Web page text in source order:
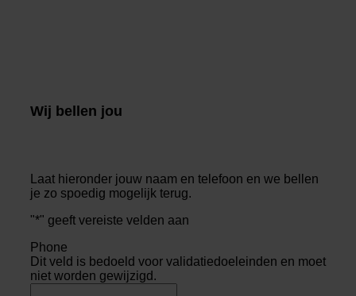
Wij bellen jou
Laat hieronder jouw naam en telefoon en we bellen
je zo spoedig mogelijk terug.
"*" geeft vereiste velden aan
Phone
Dit veld is bedoeld voor validatiedoeleinden en moet
niet worden gewijzigd.